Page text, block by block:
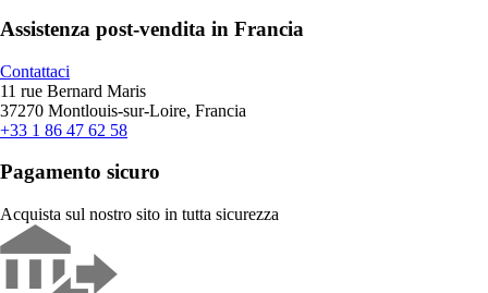
Assistenza post-vendita in Francia
Contattaci
11 rue Bernard Maris
37270 Montlouis-sur-Loire, Francia
+33 1 86 47 62 58
Pagamento sicuro
Acquista sul nostro sito in tutta sicurezza